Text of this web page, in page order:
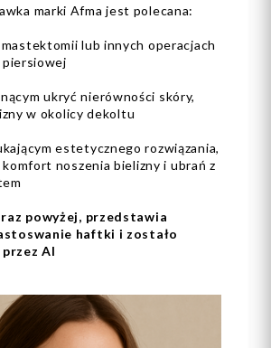
marki Afma jest polecana:
lub innych operacjach
ukryć nierówności skóry,
w okolicy dekoltu
estetycznego rozwiązania,
noszenia bielizny i ubrań z
powyżej, przedstawia
haftki i zostało
AI